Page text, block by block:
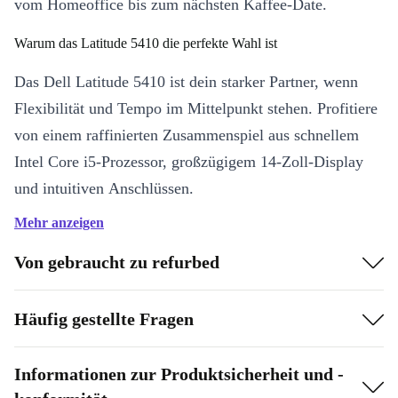
vom Homeoffice bis zum nächsten Kaffee-Date.
Warum das Latitude 5410 die perfekte Wahl ist
Das Dell Latitude 5410 ist dein starker Partner, wenn
Flexibilität und Tempo im Mittelpunkt stehen. Profitiere
von einem raffinierten Zusammenspiel aus schnellem
Intel Core i5-Prozessor, großzügigem 14-Zoll-Display
und intuitiven Anschlüssen.
Deine Vorteile auf einen Blick:
Kraftvoll & effizient:
Mit dem Intel Core i5-10210U und vier
Portabel & leicht:Mit nur 1,48 kg und kompakten Maßen passt
produktiv, ganz egal, wo du bist.
Mehr anzeigen
Von gebraucht zu refurbed
Häufig gestellte Fragen
Informationen zur Produktsicherheit und -